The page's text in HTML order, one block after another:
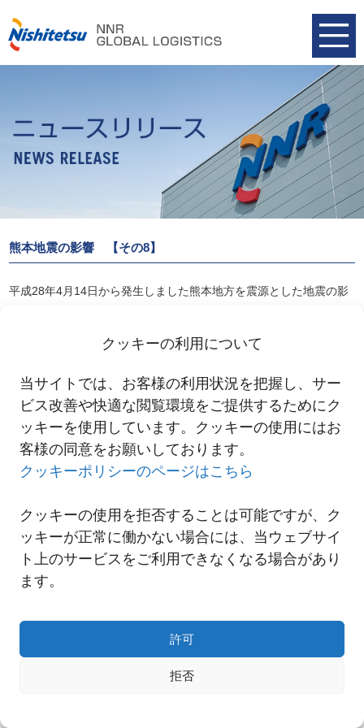
クッキーの利用について
当サイトでは、お客様の利用状況を把握し、サー
ビス改善や快適な閲覧環境をご提供するためにク
ッキーを使用しています。クッキーの使用にはお
客様の同意をお願いしております。
クッキーポリシーのページはこちら
クッキーの使用を拒否することは可能ですが、ク
ッキーが正常に働かない場合には、当ウェブサイ
ト上のサービスをご利用できなくなる場合があり
ます。
許可
拒否
熊本地震の影響 【その8】
平成28年4月14日から発生しました熊本地方を震源とした地震の影
熊本地震における影響